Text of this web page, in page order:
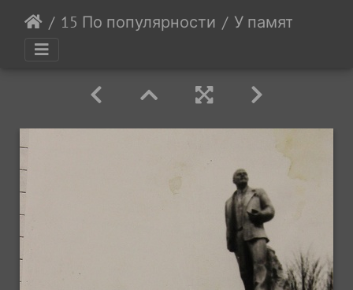
15 По популярности У памятника